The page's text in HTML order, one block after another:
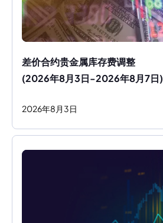
差价合约贵金属库存费调整
(2026年8月3日-2026年8月7日)
2026年8 月 3日